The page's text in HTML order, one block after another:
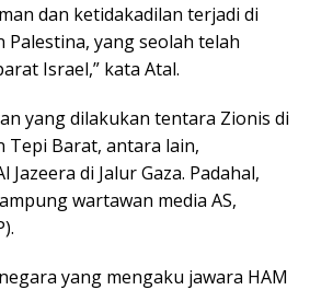
dan ketidakadilan terjadi di
Palestina, yang seolah telah
Israel,” kata Atal.
yang dilakukan tentara Zionis di
Tepi Barat, antara lain,
di Jalur Gaza. Padahal,
wartawan media AS,
yang mengaku jawara HAM